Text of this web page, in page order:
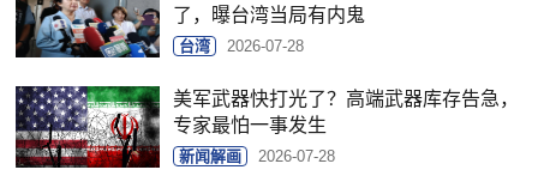
了，曝台湾当局有内鬼
台湾 2026-07-28
美军武器快打光了？高端武器库存告急，
专家最怕一事发生
新闻解画 2026-07-28